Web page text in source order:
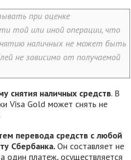
при оценке
той или иной операции, что
наличных не может быть
не зависимо от получаемой
снятия наличных средств. В
Visa Gold может снять не
перевода средств с любой
Сбербанка. Он составляет не
один платеж, осуществляется